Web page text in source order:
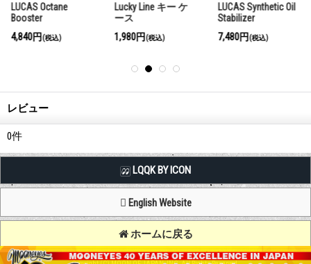
LUCAS Octane
Booster
4,840円(税込)
Lucky Line キー ケ
ース
1,980円(税込)
LUCAS Synthetic Oil
Stabilizer
7,480円(税込)
レビュー
0件
LQQK BY ICON
English Website
ホームに戻る